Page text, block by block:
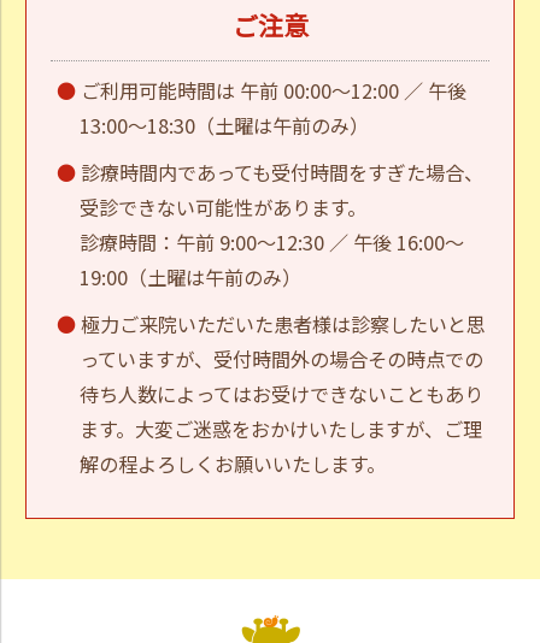
ご注意
ご利用可能時間は 午前 00:00～12:00 ／ 午後
13:00～18:30（土曜は午前のみ）
診療時間内であっても受付時間をすぎた場合、
受診できない可能性があります。
診療時間：午前 9:00～12:30 ／ 午後 16:00～
19:00（土曜は午前のみ）
極力ご来院いただいた患者様は診察したいと思
っていますが、受付時間外の場合その時点での
待ち人数によってはお受けできないこともあり
ます。大変ご迷惑をおかけいたしますが、ご理
解の程よろしくお願いいたします。